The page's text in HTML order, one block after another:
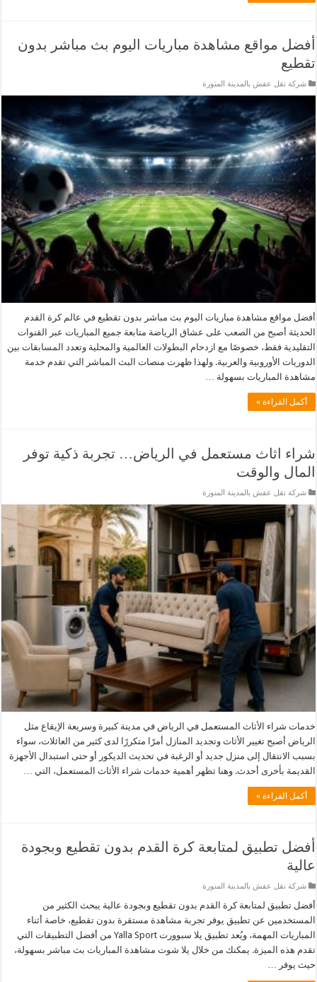
أفضل مواقع مشاهدة مباريات اليوم بث مباشر بدون
تقطيع
شركة نقل عفش بالمدينة المنورة
أفضل مواقع مشاهدة مباريات اليوم بث مباشر بدون تقطيع في عالم كرة القدم
الحديثة أصبح من الصعب على عشاق الرياضة متابعة جميع المباريات عبر القنوات
التقليدية فقط، خصوصًا مع ازدحام البطولات العالمية والمحلية وتعدد المسابقات بين
الدوريات الأوروبية والعربية. ولهذا ظهرت منصات البث المباشر التي تقدم خدمة
مشاهدة المباريات بسهولة …
أكمل القراءة »
شراء اثاث مستعمل في الرياض… تجربة ذكية توفر
المال والوقت
شركة نقل عفش بالمدينة المنورة
خدمات شراء الأثاث المستعمل في الرياض في مدينة كبيرة وسريعة الإيقاع مثل
الرياض أصبح تغيير الأثاث وتجديد المنازل أمرًا متكررًا لدى كثير من العائلات، سواء
بسبب الانتقال إلى منزل جديد أو الرغبة في تحديث الديكور أو حتى استبدال الأجهزة
القديمة بأخرى أحدث. وهنا تظهر أهمية خدمات شراء الأثاث المستعمل، التي …
أكمل القراءة »
أفضل تطبيق لمتابعة كرة القدم بدون تقطيع وبجودة
عالية
شركة نقل عفش بالمدينة المنورة
أفضل تطبيق لمتابعة كرة القدم بدون تقطيع وبجودة عالية يبحث الكثير من
المستخدمين عن تطبيق يوفر تجربة مشاهدة مستقرة بدون تقطيع، خاصة أثناء
المباريات المهمة، ويُعد تطبيق يلا سبوورت Yalla Sport من أفضل التطبيقات التي
تقدم هذه الميزة. يمكنك من خلال يلا شوت مشاهدة المباريات بث مباشر بسهولة،
حيث يوفر …